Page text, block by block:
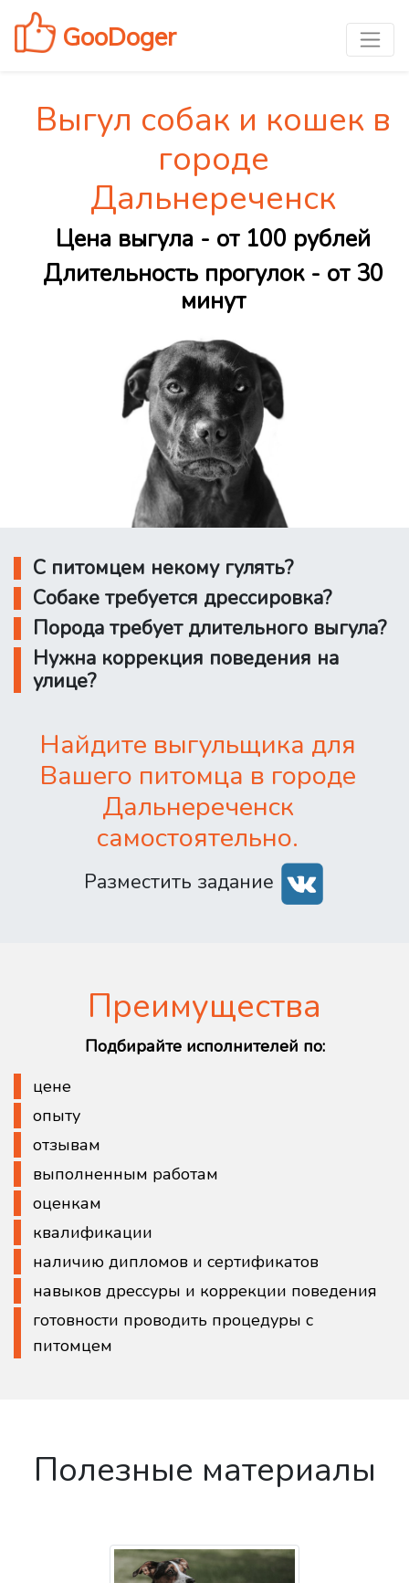
GooDoger
Выгул собак и кошек в
городе
Дальнереченск
Цена выгула - от 100 рублей
Длительность прогулок - от 30
минут
С питомцем некому гулять?
Собаке требуется дрессировка?
Порода требует длительного выгула?
Нужна коррекция поведения на
улице?
Найдите выгульщика для
Вашего питомца в городе
Дальнереченск
самостоятельно.
Разместить задание
Преимущества
Подбирайте исполнителей по:
цене
опыту
отзывам
выполненным работам
оценкам
квалификации
наличию дипломов и сертификатов
навыков дрессуры и коррекции поведения
готовности проводить процедуры с
питомцем
Полезные материалы